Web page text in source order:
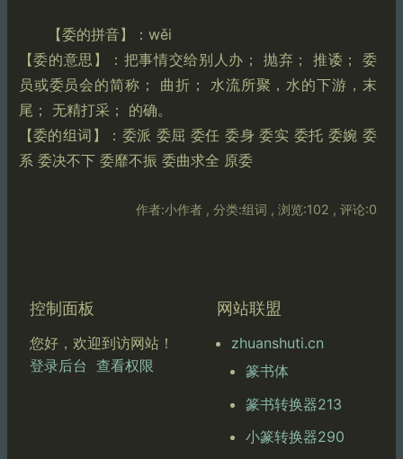
【委的拼音】：wěi
【委的意思】：把事情交给别人办； 抛弃； 推诿； 委
员或委员会的简称； 曲折； 水流所聚，水的下游，末
尾； 无精打采； 的确。
【委的组词】：委派 委屈 委任 委身 委实 委托 委婉 委
系 委决不下 委靡不振 委曲求全 原委
作者:小作者 , 分类:组词 , 浏览:102 , 评论:0
控制面板
您好，欢迎到访网站！
登录后台 查看权限
网站联盟
zhuanshuti.cn
篆书体
篆书转换器213
小篆转换器290